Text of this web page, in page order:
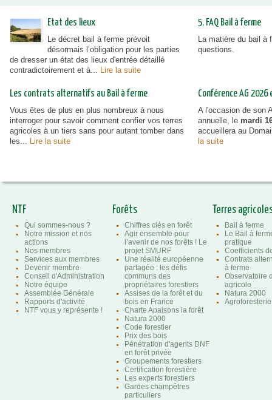
Etat des lieux
Le décret bail à ferme prévoit
désormais l’obligation pour les parties
de dresser un état des lieux d'entrée détaillé
contradictoirement et à... Lire la suite
5. FAQ Bail à ferme
La matière du bail à
questions.
Les contrats alternatifs au Bail à ferme
Vous êtes de plus en plus nombreux à nous
interroger pour savoir comment confier vos terres
agricoles à un tiers sans pour autant tomber dans
les... Lire la suite
Conférence AG
A l'occasion de son
annuelle, le mardi
accueillera au
la suite
NTF
Qui sommes-nous ?
Notre mission et nos
actions
Nos membres
Services aux membres
Devenir membre
Conseil d'Administration
Notre équipe
Assemblée Générale
Rapports d'activité
NTF vous y représente !
Forêts
Chiffres clés en forêt
Agir ensemble pour
l’avenir de nos forêts ! Le
projet SMURF
Une réalité européenne
partagée : les défis
communs des
propriétaires forestiers
Assises de la forêt et du
bois en France
Charte Apaisons la forêt
Natura 2000
Code forestier
Prix des bois
Pénétration d'agents DNF
en forêt privée
Groupements forestiers
Certification forestière
Les experts forestiers
Gardes champêtres
particuliers
Terres
Bail à ferme
Le Bail à
pratique
Coefficients
Contrats
à ferme
Observatoire
agricole
Natura 2000